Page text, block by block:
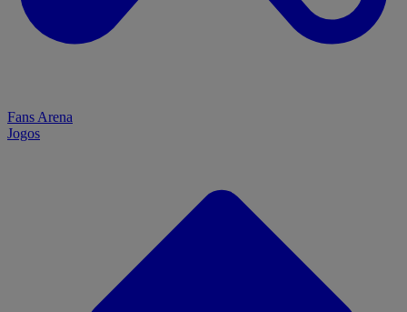
Fans Arena
Jogos